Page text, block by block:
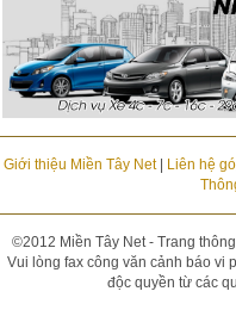
Giới thiệu Miền Tây Net| Liên hệ
©2012 Miền Tây Net - Trang
Vui lòng fax công văn cảnh báo vi
độc quyền từ các